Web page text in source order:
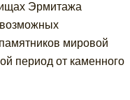
Эрмитажа
мировой
период от каменного